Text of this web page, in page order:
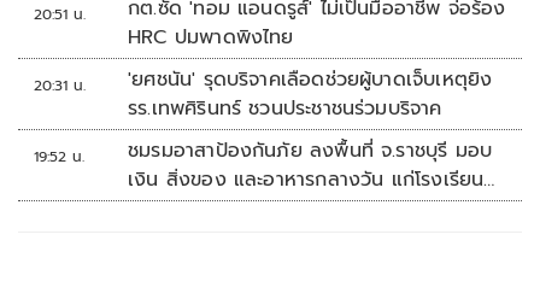
20:51 น.
กต.ซัด 'ทอม แอนดรูส์' ไม่เป็นมืออาชีพ จ่อร้อง
HRC ปมพาดพิงไทย
20:31 น.
'ยศชนัน' รุดบริจาคเลือดช่วยผู้บาดเจ็บเหตุยิง
รร.เทพศิรินทร์ ชวนประชาชนร่วมบริจาค
19:52 น.
ชมรมอาสาป้องกันภัย ลงพื้นที่ จ.ราชบุรี มอบ
เงิน สิ่งของ และอาหารกลางวัน แก่โรงเรียน
บ้านหนองน้ำใส